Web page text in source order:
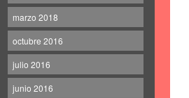
marzo 2018
octubre 2016
julio 2016
junio 2016